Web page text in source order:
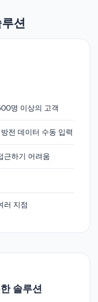
션
명 이상의 고객
전 데이터 수동 입력
근하기 어려움
러 지점
솔루션